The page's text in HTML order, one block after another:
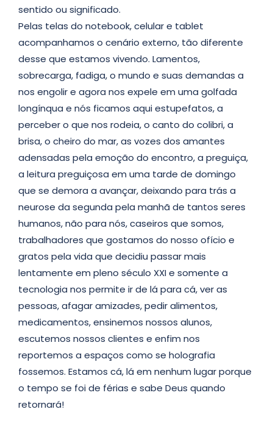
sentido ou significado.
Pelas telas do notebook, celular e tablet
acompanhamos o cenário externo, tão diferente
desse que estamos vivendo. Lamentos,
sobrecarga, fadiga, o mundo e suas demandas a
nos engolir e agora nos expele em uma golfada
longínqua e nós ficamos aqui estupefatos, a
perceber o que nos rodeia, o canto do colibri, a
brisa, o cheiro do mar, as vozes dos amantes
adensadas pela emoção do encontro, a preguiça,
a leitura preguiçosa em uma tarde de domingo
que se demora a avançar, deixando para trás a
neurose da segunda pela manhã de tantos seres
humanos, não para nós, caseiros que somos,
trabalhadores que gostamos do nosso ofício e
gratos pela vida que decidiu passar mais
lentamente em pleno século XXI e somente a
tecnologia nos permite ir de lá para cá, ver as
pessoas, afagar amizades, pedir alimentos,
medicamentos, ensinemos nossos alunos,
escutemos nossos clientes e enfim nos
reportemos a espaços como se holografia
fossemos. Estamos cá, lá em nenhum lugar porque
o tempo se foi de férias e sabe Deus quando
retornará!